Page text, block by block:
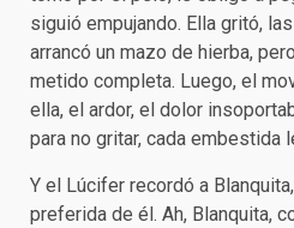
siguió empujando. Ella gritó,
arrancó un mazo de hierba,
metido completa. Luego, el
ella, el ardor, el dolor
para no gritar, cada embestida
Y el Lúcifer recordó a
preferida de él. Ah, Blanquita,